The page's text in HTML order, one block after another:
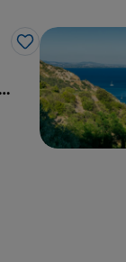
Me gusta